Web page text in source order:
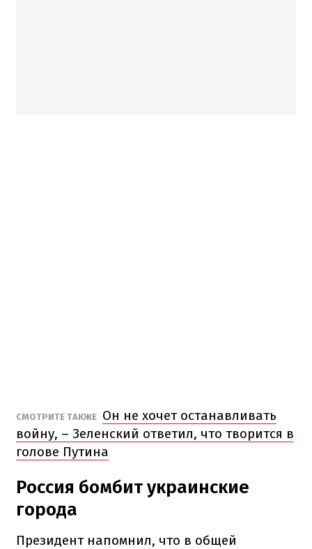
СМОТРИТЕ ТАКЖЕ Он не хочет останавливать
войну, – Зеленский ответил, что творится в
голове Путина
Россия бомбит украинские
города
Президент напомнил, что в общей